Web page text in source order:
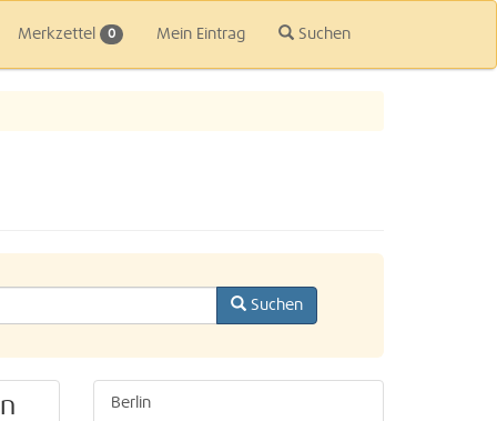
Merkzettel 0 Mein Eintrag Suchen
Suchen
Berlin